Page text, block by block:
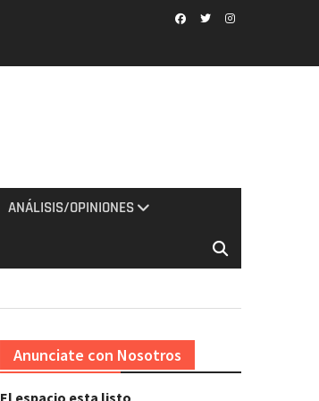
ANÁLISIS/OPINIONES
Anunciate con Nosotros
El espacio esta listo